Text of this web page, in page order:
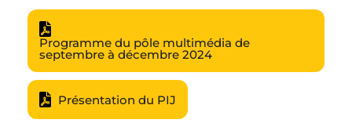
Programme du pôle multimédia de
septembre à décembre 2024
Présentation du PIJ